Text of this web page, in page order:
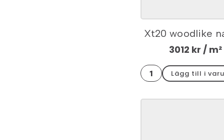
Xt20 woodlike
hörnkit
3012 kr / m²
Xt20
woodlike
nature
30x60x2
Lägg till i